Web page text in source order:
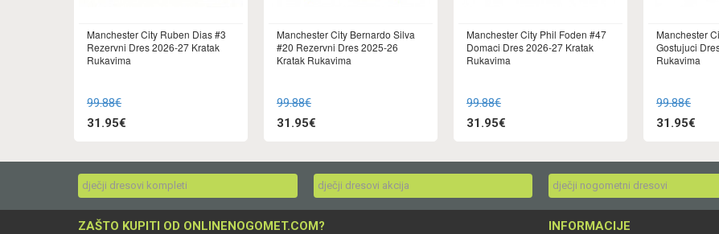
Manchester City Ruben Dias #3
Rezervni Dres 2026-27 Kratak
Rukavima
99.88€
31.95€
Manchester City Bernardo Silva
#20 Rezervni Dres 2025-26
Kratak Rukavima
99.88€
31.95€
Manchester City Phil Foden #47
Domaci Dres 2026-27 Kratak
Rukavima
99.88€
31.95€
Manchester
Gostujuci
Rukavima
99.88€
31.95€
dječji dresovi kompleti dječji dresovi akcija dječji nogometni dresovi
ZAŠTO KUPITI OD ONLINENOGOMET.COM? INFORMACIJE